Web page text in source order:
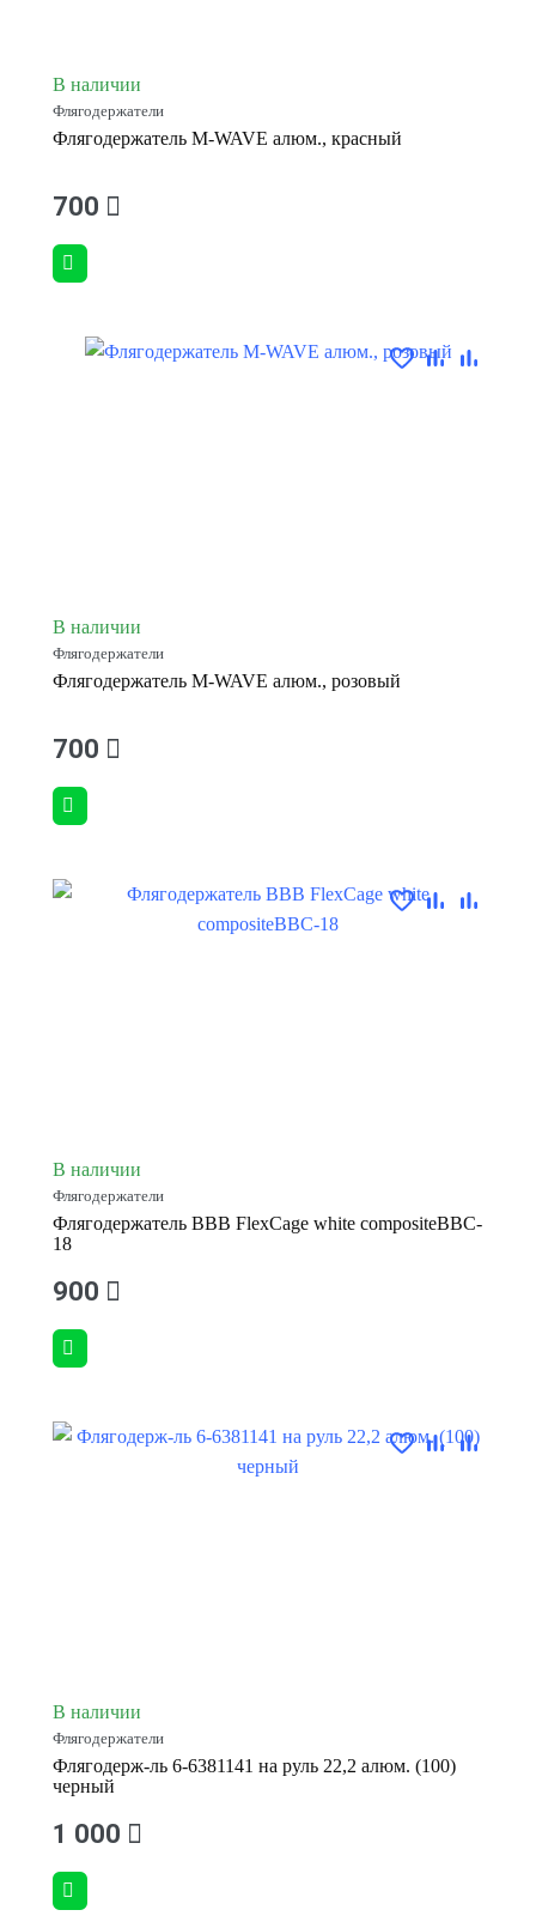
В наличии
Флягодержатели
Флягодержатель M-WAVE алюм., красный
700
В наличии
Флягодержатели
Флягодержатель M-WAVE алюм., розовый
700
В наличии
Флягодержатели
Флягодержатель BBB FlexCage white compositeBBC-
18
900
В наличии
Флягодержатели
Флягодерж-ль 6-6381141 на руль 22,2 алюм. (100)
черный
1 000